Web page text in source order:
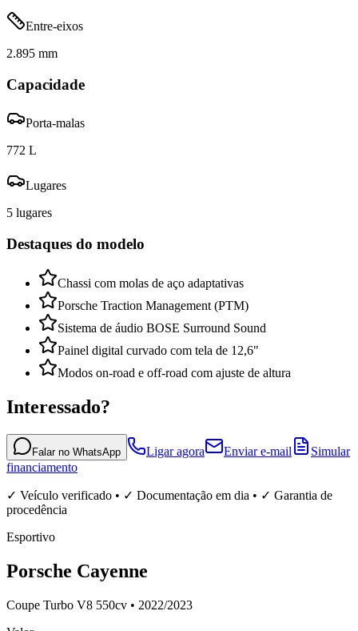
Entre-eixos
2.895 mm
Capacidade
Porta-malas
772 L
Lugares
5 lugares
Destaques do modelo
Chassi com molas de aço adaptativas
Porsche Traction Management (PTM)
Sistema de áudio BOSE Surround Sound
Painel digital curvado com tela de 12,6"
Modos on-road e off-road com ajuste de altura
Interessado?
Falar no WhatsApp Ligar agora Enviar e-mail
Simular
financiamento
✓ Veículo verificado • ✓ Documentação em dia • ✓ Garantia de
procedência
Esportivo
Porsche Cayenne
Coupe Turbo V8 550cv • 2022/2023